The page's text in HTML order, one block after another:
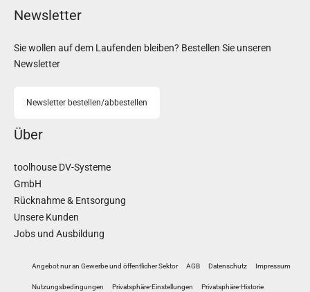
Newsletter
Sie wollen auf dem Laufenden bleiben? Bestellen Sie unseren
Newsletter
Newsletter bestellen/abbestellen
Über
toolhouse DV-Systeme
GmbH
Rücknahme & Entsorgung
Unsere Kunden
Jobs und Ausbildung
Angebot nur an Gewerbe und öffentlicher Sektor AGB Datenschutz Impressum
Nutzungsbedingungen Privatsphäre-Einstellungen Privatsphäre-Historie